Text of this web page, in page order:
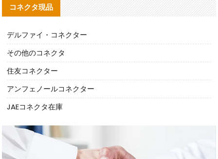
コネクタ現品
デルファイ・コネクター
その他のコネクタ
住友コネクター
アンフェノールコネクター
JAEコネクタ在庫